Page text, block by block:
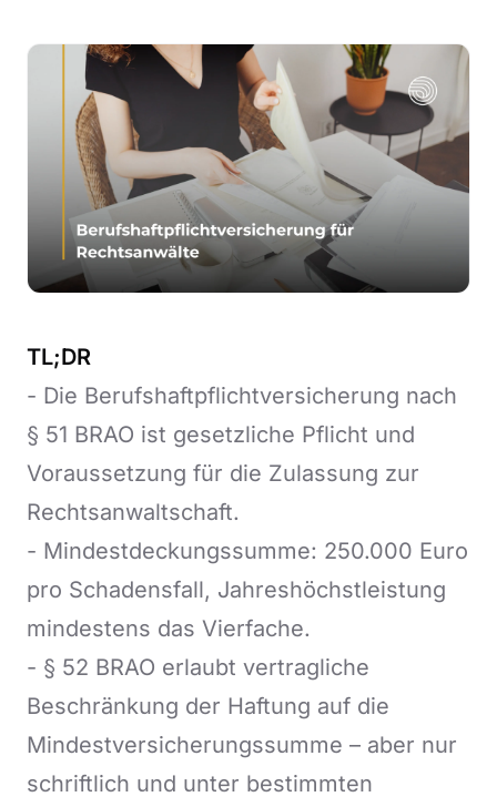
TL;DR
- Die Berufshaftpflichtversicherung nach
§ 51 BRAO ist gesetzliche Pflicht und
Voraussetzung für die Zulassung zur
Rechtsanwaltschaft.
- Mindestdeckungssumme: 250.000 Euro
pro Schadensfall, Jahreshöchstleistung
mindestens das Vierfache.
- § 52 BRAO erlaubt vertragliche
Beschränkung der Haftung auf die
Mindestversicherungssumme – aber nur
schriftlich und unter bestimmten